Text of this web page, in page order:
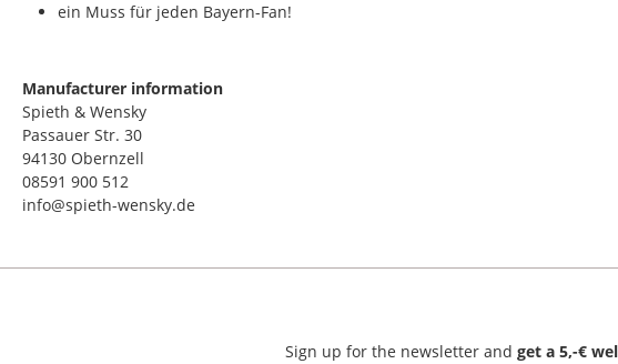
ein Muss für jeden Bayern-Fan!
Manufacturer information
Spieth & Wensky
Passauer Str. 30
94130 Obernzell
08591 900 512
info@spieth-wensky.de
Sign up for the newsletter andget a 5,-€